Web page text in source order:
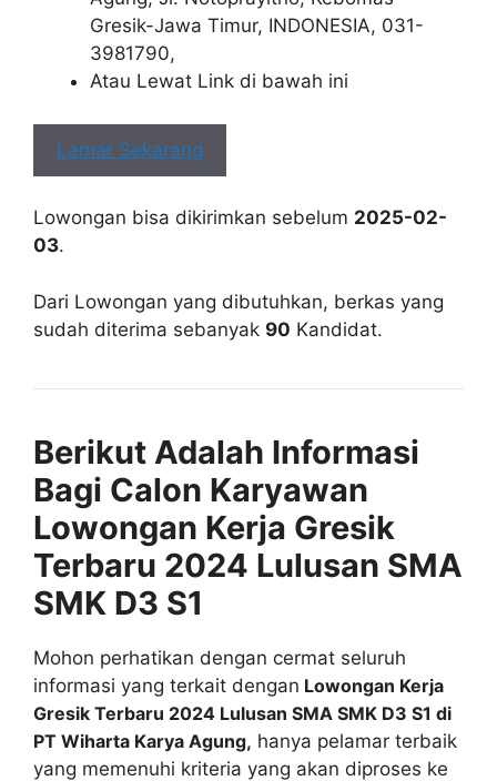
Gresik-Jawa Timur, INDONESIA, 031-
3981790,
Atau Lewat Link di bawah ini
Lamar Sekarang
Lowongan bisa dikirimkan sebelum 2025-02-
03.
Dari Lowongan yang dibutuhkan, berkas yang
sudah diterima sebanyak 90 Kandidat.
Berikut Adalah Informasi
Bagi Calon Karyawan
Lowongan Kerja Gresik
Terbaru 2024 Lulusan SMA
SMK D3 S1
Mohon perhatikan dengan cermat seluruh
informasi yang terkait dengan Lowongan Kerja
Gresik Terbaru 2024 Lulusan SMA SMK D3 S1 di
PT Wiharta Karya Agung, hanya pelamar terbaik
yang memenuhi kriteria yang akan diproses ke